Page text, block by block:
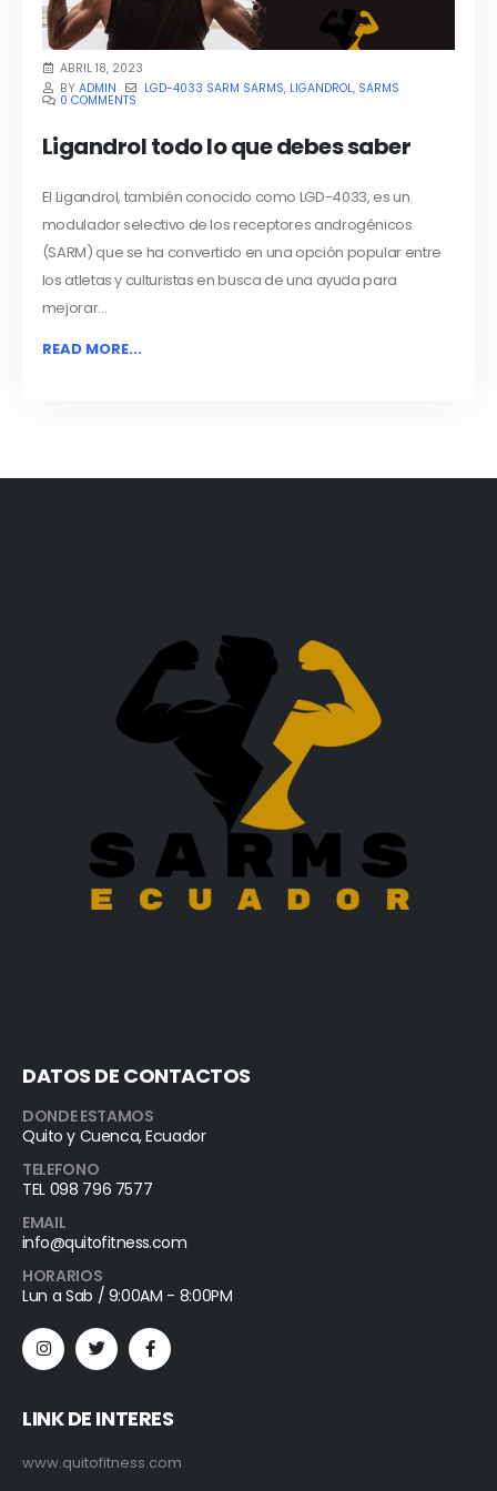
ABRIL 18, 2023
BYADMIN LGD-4033 SARM SARMS, LIGANDROL, SARMS
0 COMMENTS
Ligandrol todo lo que debes saber
El Ligandrol, también conocido como LGD-4033, es un
modulador selectivo de los receptores androgénicos
(SARM) que se ha convertido en una opción popular entre
los atletas y culturistas en busca de una ayuda para
mejorar...
READ MORE...
DATOS DE CONTACTOS
DONDE ESTAMOS
Quito y Cuenca, Ecuador
TELEFONO
TEL 098 796 7577
EMAIL
info@quitofitness.com
HORARIOS
Lun a Sab / 9:00AM - 8:00PM
LINK DE INTERES
www.quitofitness.com